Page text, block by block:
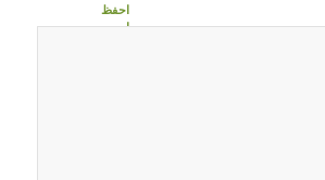
احفظ
اسمي،